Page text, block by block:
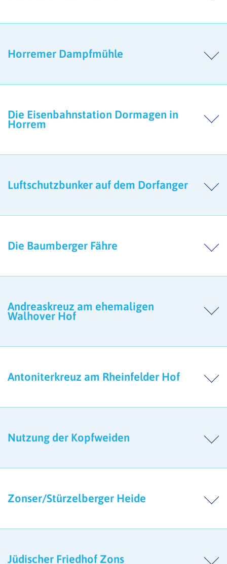
Horremer Dampfmühle
Die Eisenbahnstation Dormagen in
Horrem
Luftschutzbunker auf dem Dorfanger
Die Baumberger Fähre
Andreaskreuz am ehemaligen
Walhover Hof
Antoniterkreuz am Rheinfelder Hof
Nutzung der Kopfweiden
Zonser/Stürzelberger Heide
Jüdischer Friedhof Zons